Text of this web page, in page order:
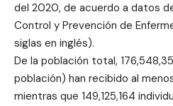
del 2020, de acuerdo a datos
Control y Prevención de
siglas en inglés).
De la población total,
población) han recibido al
mientras que 149,125,164